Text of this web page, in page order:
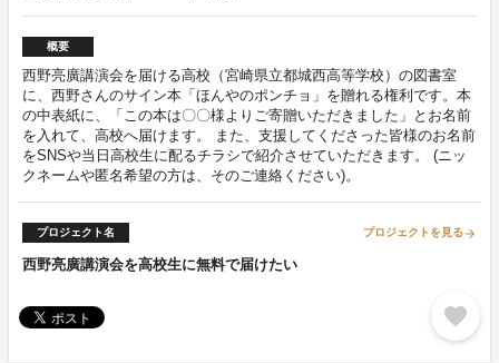
概要
西野亮廣講演会を届ける高校（宮崎県立都城西高等学校）の図書室
に、西野さんのサイン本「ほんやのポンチョ」を贈れる権利です。本
の中表紙に、「この本は〇〇様よりご寄贈いただきました」とお名前
を入れて、高校へ届けます。 また、支援してくださった皆様のお名前
をSNSや当日高校生に配るチラシで紹介させていただきます。 (ニッ
クネームや匿名希望の方は、そのご連絡ください)。
プロジェクト名 プロジェクトを見る arrow_forward
西野亮廣講演会を高校生に無料で届けたい
favorite